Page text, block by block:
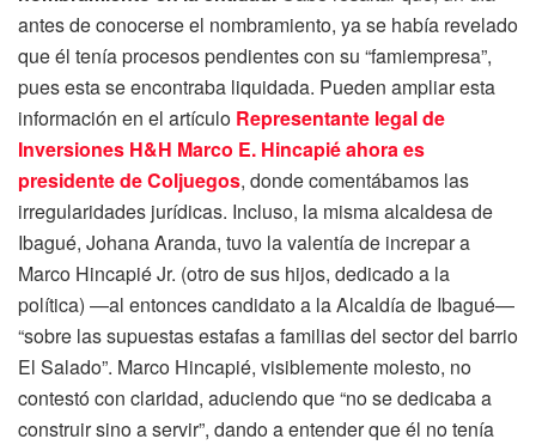
antes de conocerse el nombramiento, ya se había revelado
que él tenía procesos pendientes con su “famiempresa”,
pues esta se encontraba liquidada. Pueden ampliar esta
información en el artículo Representante legal de
Inversiones H&H Marco E. Hincapié ahora es
presidente de Coljuegos, donde comentábamos las
irregularidades jurídicas. Incluso, la misma alcaldesa de
Ibagué, Johana Aranda, tuvo la valentía de increpar a
Marco Hincapié Jr. (otro de sus hijos, dedicado a la
política) —al entonces candidato a la Alcaldía de Ibagué—
“sobre las supuestas estafas a familias del sector del barrio
El Salado”. Marco Hincapié, visiblemente molesto, no
contestó con claridad, aduciendo que “no se dedicaba a
construir sino a servir”, dando a entender que él no tenía